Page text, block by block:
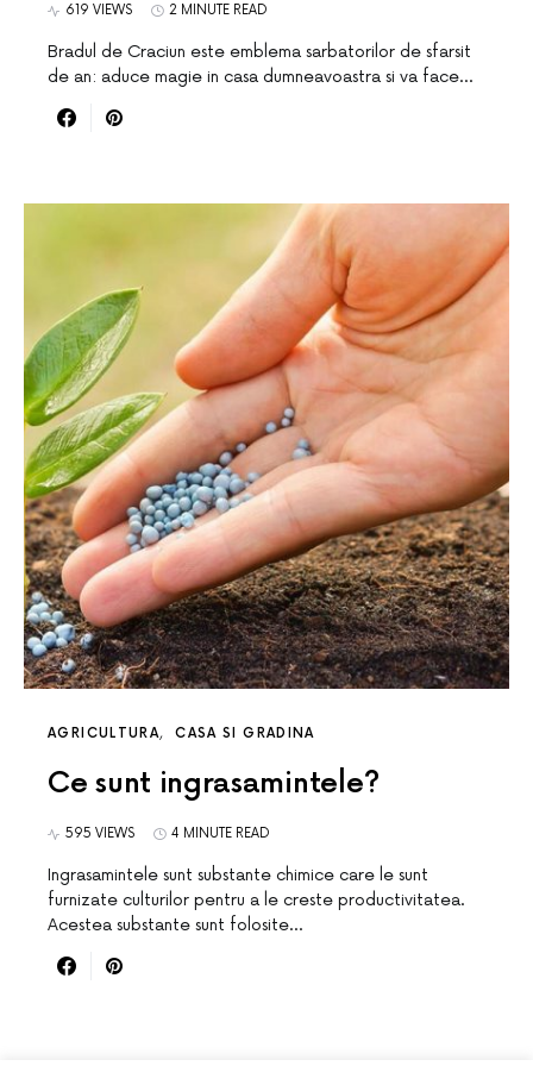
619 VIEWS 2 MINUTE READ
Bradul de Craciun este emblema sarbatorilor de sfarsit
de an: aduce magie in casa dumneavoastra si va face…
AGRICULTURA CASA SI GRADINA
Ce sunt ingrasamintele?
595 VIEWS 4 MINUTE READ
Ingrasamintele sunt substante chimice care le sunt
furnizate culturilor pentru a le creste productivitatea.
Acestea substante sunt folosite…